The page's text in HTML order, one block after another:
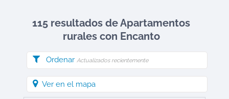
115 resultados de Apartamentos
rurales con Encanto
Ordenar Actualizados recientemente
Ver en el mapa